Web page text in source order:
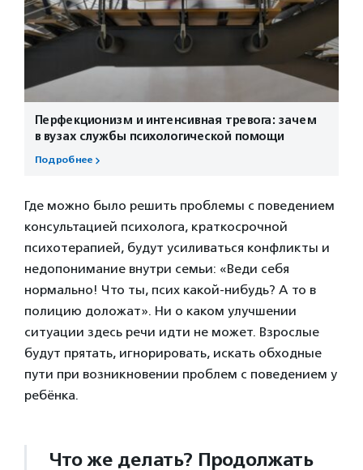
Перфекционизм и интенсивная тревога: зачем
в вузах службы психологической помощи
Подробнее
Где можно было решить проблемы с поведением
консультацией психолога, краткосрочной
психотерапией, будут усиливаться конфликты и
недопонимание внутри семьи: «Веди себя
нормально! Что ты, псих какой-нибудь? А то в
полицию доложат». Ни о каком улучшении
ситуации здесь речи идти не может. Взрослые
будут прятать, игнорировать, искать обходные
пути при возникновении проблем с поведением у
ребёнка.
Что же делать? Продолжать